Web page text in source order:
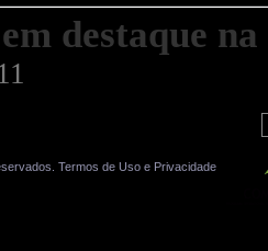
destaque
Termos de Uso e Privacidade